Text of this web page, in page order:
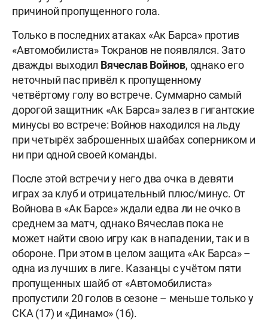
причиной пропущенного гола.
Только в последних атаках «Ак Барса» против
«Автомобилиста» Токранов не появлялся. Зато
дважды выходил Вячеслав Войнов, однако его
неточный пас привёл к пропущенному
четвёртому голу во встрече. Суммарно самый
дорогой защитник «Ак Барса» залез в гигантские
минусы во встрече: Войнов находился на льду
при четырёх заброшенных шайбах соперником и
ни при одной своей команды.
После этой встречи у него два очка в девяти
играх за клуб и отрицательный плюс/минус. От
Войнова в «Ак Барсе» ждали едва ли не очко в
среднем за матч, однако Вячеслав пока не
может найти свою игру как в нападении, так и в
обороне. При этом в целом защита «Ак Барса» –
одна из лучших в лиге. Казанцы с учётом пяти
пропущенных шайб от «Автомобилиста»
пропустили 20 голов в сезоне – меньше только у
СКА (17) и «Динамо» (16).